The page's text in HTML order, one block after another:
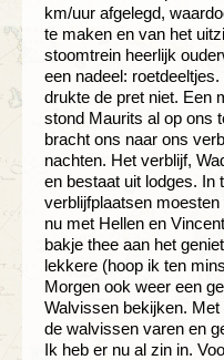
km/uur afgelegd,
te maken en van het
stoomtrein heerlijk
een nadeel:
drukte de pret niet. Een
stond Maurits al op ons
bracht ons naar ons
nachten. Het verblijf,
en bestaat uit lodges. In
verblijfplaatsen
nu met Hellen en
bakje thee aan het
lekkere (hoop ik ten
Morgen ook weer een
Walvissen bekijken.
de walvissen varen en
Ik heb er nu al zin in.